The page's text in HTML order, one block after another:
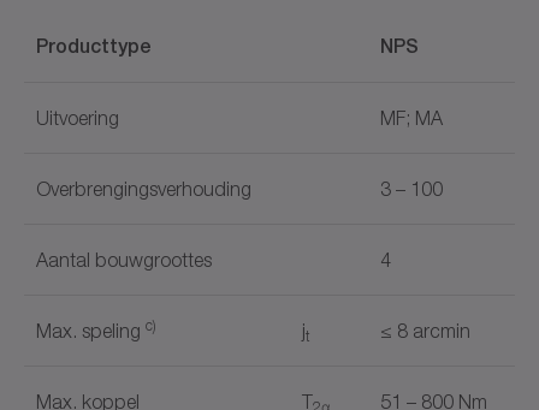
Producttype NPS
Uitvoering MF; MA
Overbrengingsverhouding 3 – 100
Aantal bouwgroottes 4
Max. speling c) jt ≤ 8 arcmin
Max. koppel T2α 51 – 800 Nm